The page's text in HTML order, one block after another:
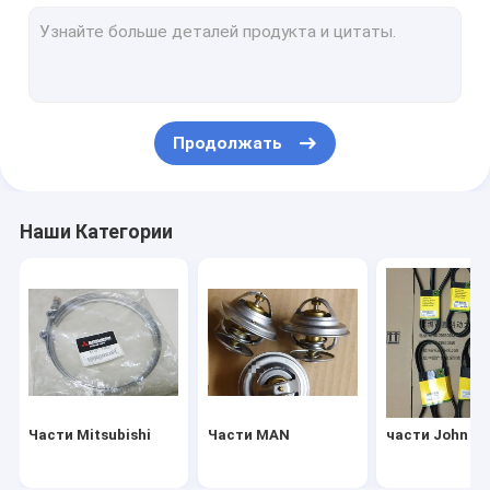
Части Fgwilson
Части Deutz
Части от Cummins
Продолжать
Наши Категории
Части Mitsubishi Части MAN части John